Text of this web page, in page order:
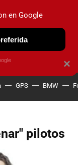
GPS BMW
pilotos
×
en Google